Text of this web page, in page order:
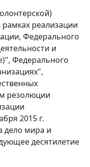
рамках реализации
Федерального
и
Федерального
резолюции
2015 г.
дело мира и
десятилетие